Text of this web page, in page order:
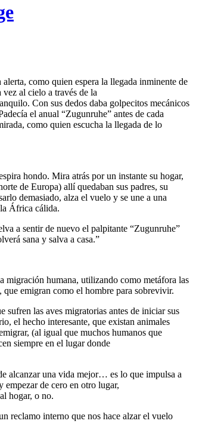
como quien espera la llegada inminente de
al cielo a través de la
Con sus dedos daba golpecitos mecánicos
el anual “Zugunruhe” antes de cada
como quien escucha la llegada de lo
hondo. Mira atrás por un instante su hogar,
de Europa) allí quedaban sus padres, su
demasiado, alza el vuelo y se une a una
África cálida.
a sentir de nuevo el palpitante “Zugunruhe”
sana y salva a casa.”
migración humana, utilizando como metáfora las
que emigran como el hombre para sobrevivir.
sufren las aves migratorias antes de iniciar sus
el hecho interesante, que existan animales
(al igual que muchos humanos que
siempre en el lugar donde
alcanzar una vida mejor… es lo que impulsa a
empezar de cero en otro lugar,
hogar, o no.
reclamo interno que nos hace alzar el vuelo